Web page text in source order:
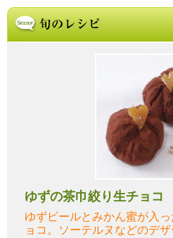
ゆずの茶巾絞り生チョコ
ゆずピールとみかん蜜が入
ョコ。ソーテルヌなどのデ